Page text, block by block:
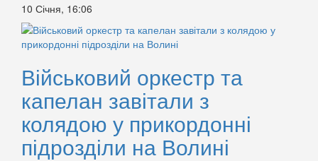
10 Січня, 16:06
Військовий оркестр та
капелан завітали з
колядою у прикордонні
підрозділи на Волині